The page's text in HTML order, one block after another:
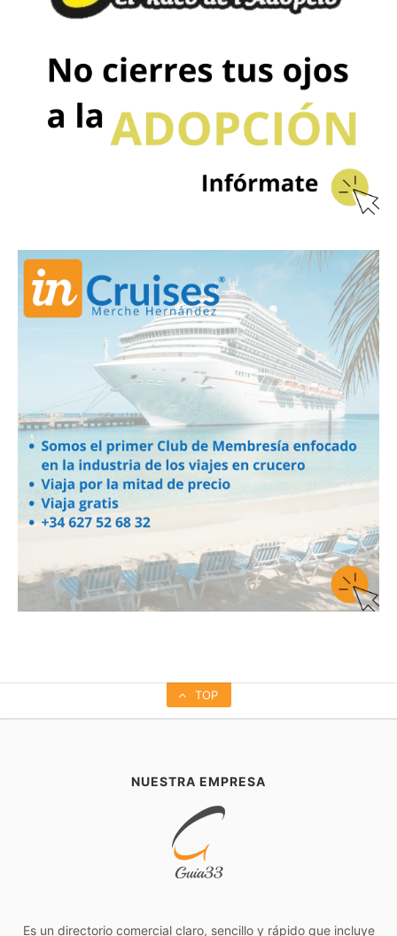
TOP
NUESTRA EMPRESA
Es un directorio comercial claro, sencillo y rápido que incluye